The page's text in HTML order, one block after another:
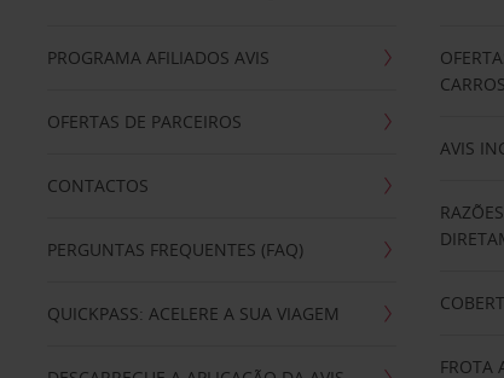
PROGRAMA AFILIADOS AVIS
OFERTAS DE PARCEIROS
CONTACTOS
PERGUNTAS FREQUENTES (FAQ)
QUICKPASS: ACELERE A SUA VIAGEM
CARROS
AVIS
FROTA